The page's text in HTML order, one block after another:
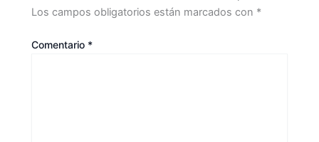
Los campos obligatorios están marcados con *
Comentario *